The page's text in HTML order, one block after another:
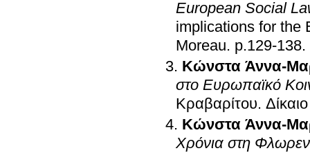
European Social
implications for the
Moreau. p.129-138.
Κώνστα Άννα-
στο Ευρωπαϊκό
Κραβαρίτου.
Κώνστα Άννα-
Χρόνια στη